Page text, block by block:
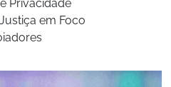
Privacidade
em Foco